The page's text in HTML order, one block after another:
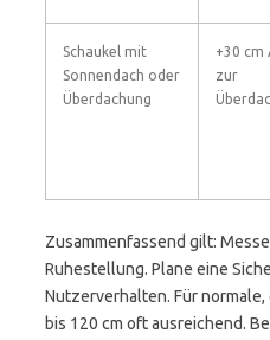
Schaukel mit
Sonnendach oder
Überdachung
+30 cm
zur
Zusammenfassend gilt:
Ruhestellung. Plane eine
Nutzerverhalten. Für
bis 120 cm oft ausreichend.